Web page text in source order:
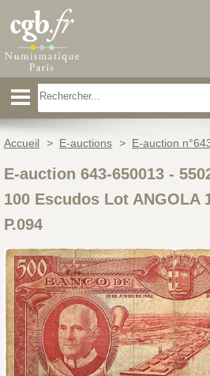
Accueil > E-auctions > E-auction
E-auction 643-650013 -
100 Escudos Lot ANGOLA
P.094